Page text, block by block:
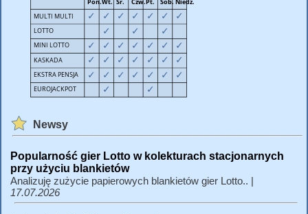
Newsy
Popularność gier Lotto w kolekturach stacjonarnych
przy użyciu blankietów
Analizuję zużycie papierowych blankietów gier Lotto.. |
17.07.2026